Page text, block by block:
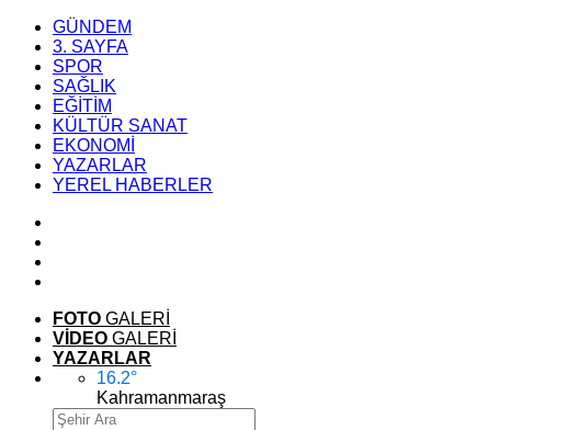
GÜNDEM
3. SAYFA
SPOR
SAĞLIK
EĞİTİM
KÜLTÜR SANAT
EKONOMİ
YAZARLAR
YEREL HABERLER
FOTO GALERİ
VİDEO GALERİ
YAZARLAR
16.2°
Kahramanmaraş